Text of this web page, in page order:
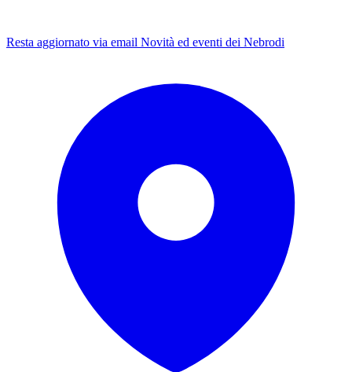
Resta aggiornato via email Novità ed eventi dei Nebrodi